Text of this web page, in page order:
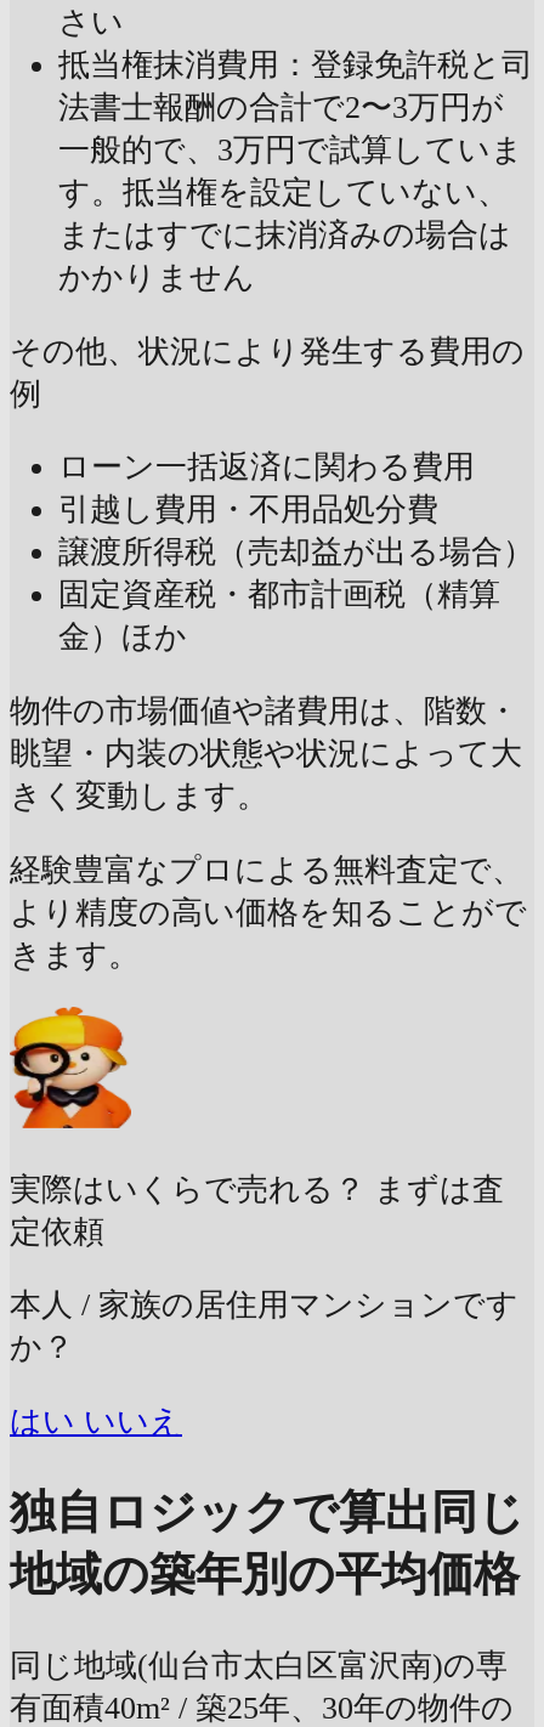
さい
抵当権抹消費用：登録免許税と司
法書士報酬の合計で2〜3万円が
一般的で、3万円で試算していま
す。抵当権を設定していない、
またはすでに抹消済みの場合は
かかりません
その他、状況により発生する費用の
例
ローン一括返済に関わる費用
引越し費用・不用品処分費
譲渡所得税（売却益が出る場合）
固定資産税・都市計画税（精算
金）ほか
物件の市場価値や諸費用は、階数・
眺望・内装の状態や状況によって大
きく変動します。
経験豊富なプロによる無料査定で、
より精度の高い価格を知ることがで
きます。
実際はいくらで売れる？
まずは査
定依頼
本人 / 家族の居住用マンションです
か？
はい いいえ
独自ロジックで算出 同じ
地域の築年別の平均価格
同じ地域(仙台市太白区富沢南)の専
有面積40m² / 築25年、30年の物件の